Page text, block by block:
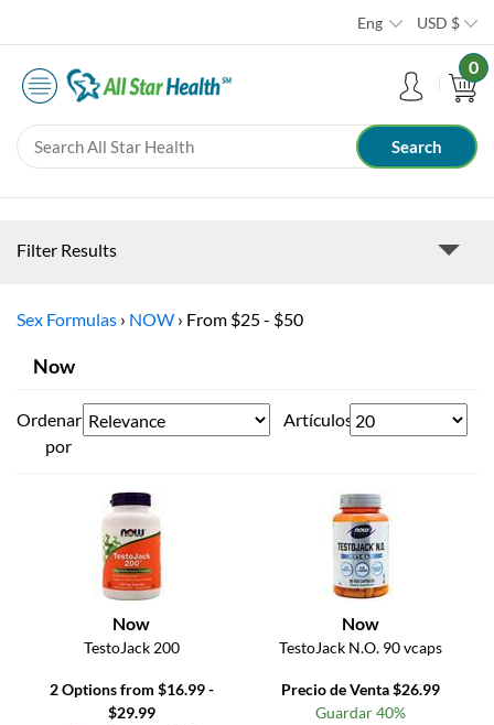
Eng USD $
0
Filter Results
Sex Formulas › NOW › From $25 - $50
Now
Ordenar
por
Artículos
Now
TestoJack 200
2 Options from $16.99 -
$29.99
Now
TestoJack N.O. 90 vcaps
Precio de Venta $26.99
Guardar 40%